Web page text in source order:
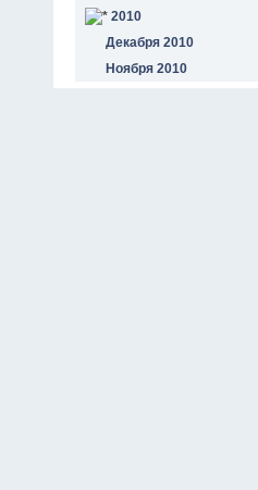
2010
Декабря 2010
Ноября 2010